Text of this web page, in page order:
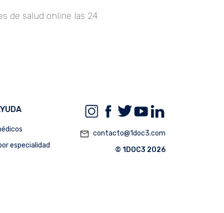
de salud online las 24
especialidad
mail_outline contacto@1doc3.com
© 1DOC3 2026